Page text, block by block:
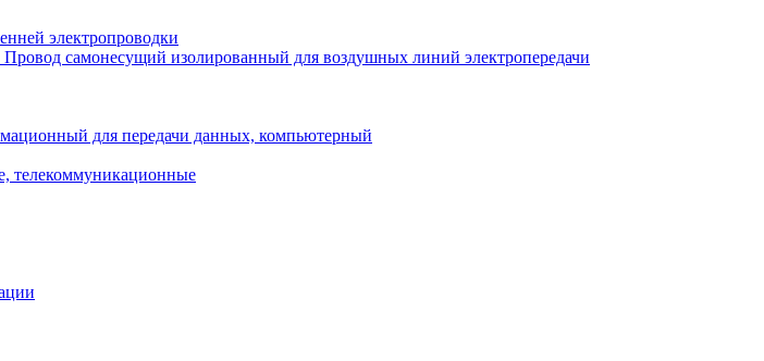
электропроводки
Провод самонесущий изолированный для воздушных линий электропередачи
для передачи данных, компьютерный
телекоммуникационные